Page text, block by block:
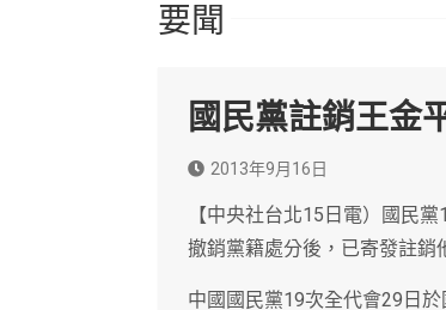
要聞
國民黨註銷王金
2013年9月16日
【中央社台北15日電）國民
撤銷黨籍處分後，已寄發註銷
中國國民黨19次全代會29日